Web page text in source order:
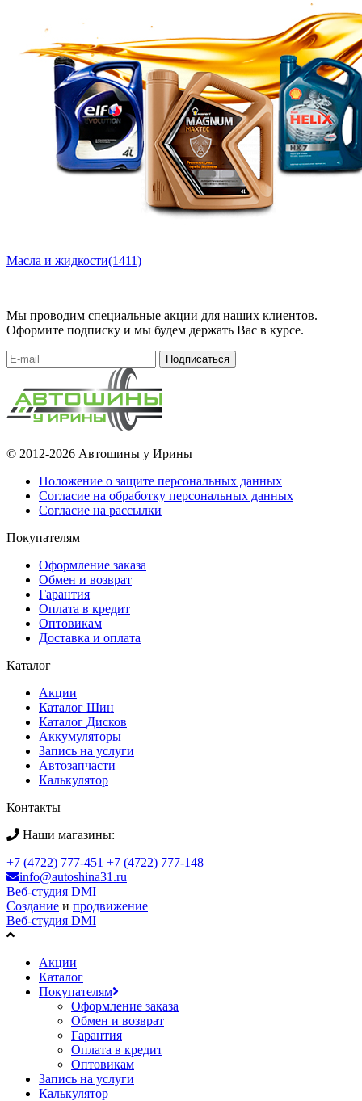
Масла и жидкости(1411)
Мы проводим специальные акции для наших клиентов.
Оформите подписку и мы будем держать Вас в курсе.
Подписаться
© 2012-2026 Автошины у Ирины
Положение о защите персональных данных
Согласие на обработку персональных данных
Согласие на рассылки
Покупателям
Оформление заказа
Обмен и возврат
Гарантия
Оплата в кредит
Оптовикам
Доставка и оплата
Каталог
Акции
Каталог Шин
Каталог Дисков
Аккумуляторы
Запись на услуги
Автозапчасти
Калькулятор
Контакты
Наши магазины:
+7 (4722) 777-451 +7 (4722) 777-148
info@autoshina31.ru
Веб-студия DMI
Создание и продвижение
Веб-студия DMI
Акции
Каталог
Покупателям
Оформление заказа
Обмен и возврат
Гарантия
Оплата в кредит
Оптовикам
Запись на услуги
Калькулятор